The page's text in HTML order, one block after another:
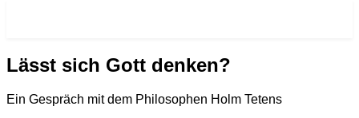
Lässt sich Gott denken?
Ein Gespräch mit dem Philosophen Holm Tetens